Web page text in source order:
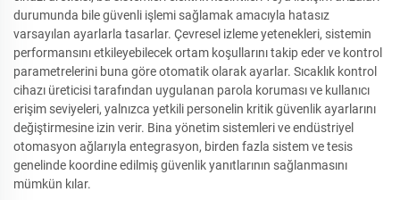
durumunda bile güvenli işlemi sağlamak amacıyla hatasız
varsayılan ayarlarla tasarlar. Çevresel izleme yetenekleri, sistemin
performansını etkileyebilecek ortam koşullarını takip eder ve kontrol
parametrelerini buna göre otomatik olarak ayarlar. Sıcaklık kontrol
cihazı üreticisi tarafından uygulanan parola koruması ve kullanıcı
erişim seviyeleri, yalnızca yetkili personelin kritik güvenlik ayarlarını
değiştirmesine izin verir. Bina yönetim sistemleri ve endüstriyel
otomasyon ağlarıyla entegrasyon, birden fazla sistem ve tesis
genelinde koordine edilmiş güvenlik yanıtlarının sağlanmasını
mümkün kılar.